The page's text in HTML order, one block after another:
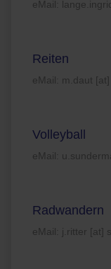
eMail:
Reiten
eMail: m.daut
Volleyball
eMail:
Radwandern
eMail: j.ritter [at]